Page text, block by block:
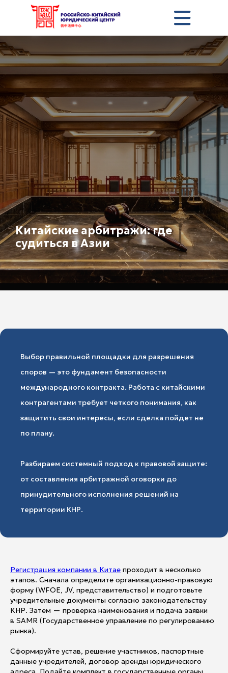
+7 495 357-03-73
Китайские арбитражи: где
судиться в Азии
Выбор правильной площадки для разрешения
споров — это фундамент безопасности
международного контракта. Работа с китайскими
контрагентами требует четкого понимания, как
защитить свои интересы, если сделка пойдет не
по плану.
Разбираем системный подход к правовой защите:
от составления арбитражной оговорки до
принудительного исполнения решений на
территории КНР.
Регистрация компании в Китае проходит в несколько
этапов. Сначала определите организационно-правовую
форму (WFOE, JV, представительство) и подготовьте
учредительные документы согласно законодательству
КНР. Затем — проверка наименования и подача заявки
в SAMR (Государственное управление по регулированию
рынка).
Сформируйте устав, решение участников, паспортные
данные учредителей, договор аренды юридического